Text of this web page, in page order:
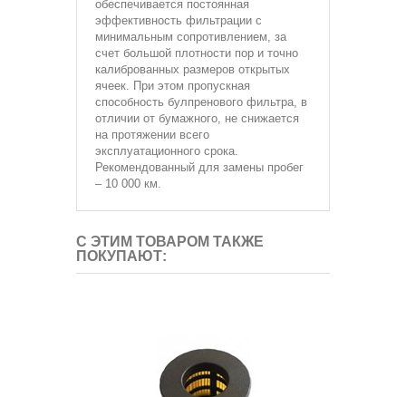
обеспечивается постоянная
эффективность фильтрации с
минимальным сопротивлением, за
счет большой плотности пор и точно
калиброванных размеров открытых
ячеек. При этом пропускная
способность булпренового фильтра, в
отличии от бумажного, не снижается
на протяжении всего
эксплуатационного срока.
Рекомендованный для замены пробег
– 10 000 км.
С ЭТИМ ТОВАРОМ ТАКЖЕ
ПОКУПАЮТ: